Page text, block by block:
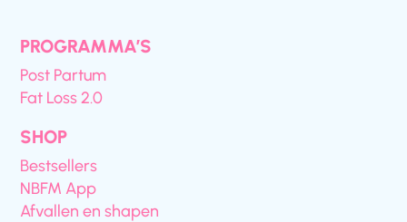
PROGRAMMA’S
Post Partum
Fat Loss 2.0
SHOP
Bestsellers
NBFM App
Afvallen en shapen